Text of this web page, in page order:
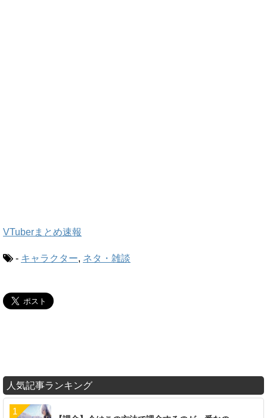
VTuberまとめ速報
- キャラクター, ネタ・雑談
人気記事ランキング